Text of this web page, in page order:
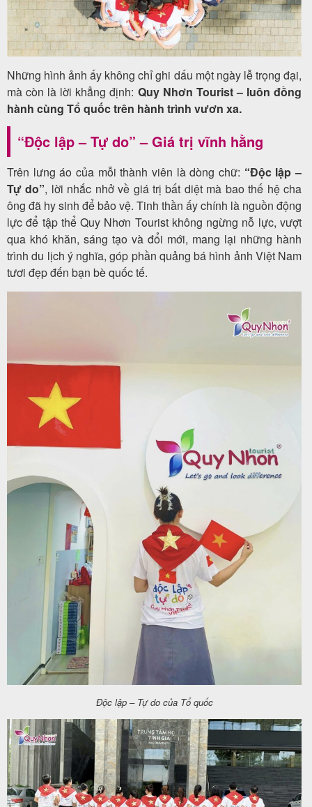
Những hình ảnh ấy không chỉ ghi dấu một ngày lễ trọng đại,
mà còn là lời khẳng định: Quy Nhơn Tourist – luôn đồng
hành cùng Tổ quốc trên hành trình vươn xa.
“Độc lập – Tự do” – Giá trị vĩnh hằng
Trên lưng áo của mỗi thành viên là dòng chữ: “Độc lập –
Tự do”, lời nhắc nhở về giá trị bất diệt mà bao thế hệ cha
ông đã hy sinh để bảo vệ. Tinh thần ấy chính là nguồn động
lực để tập thể Quy Nhơn Tourist không ngừng nỗ lực, vượt
qua khó khăn, sáng tạo và đổi mới, mang lại những hành
trình du lịch ý nghĩa, góp phần quảng bá hình ảnh Việt Nam
tươi đẹp đến bạn bè quốc tế.
Độc lập – Tự do của Tổ quốc